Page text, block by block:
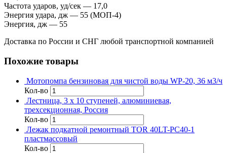
Частота ударов, уд/сек — 17,0
Энергия удара, дж — 55 (МОП-4)
Энергия, дж — 55
Доставка по России и СНГ любой транспортной компанией
Похожие товары
Мотопомпа бензиновая для чистой воды WP-20, 36 м3/ч
Кол-во
Лестница, 3 х 10 ступеней, алюминиевая,
трехсекционная, Россия
Кол-во
Лежак подкатной ремонтный TOR 40LT-PC40-1
пластмассовый
Кол-во